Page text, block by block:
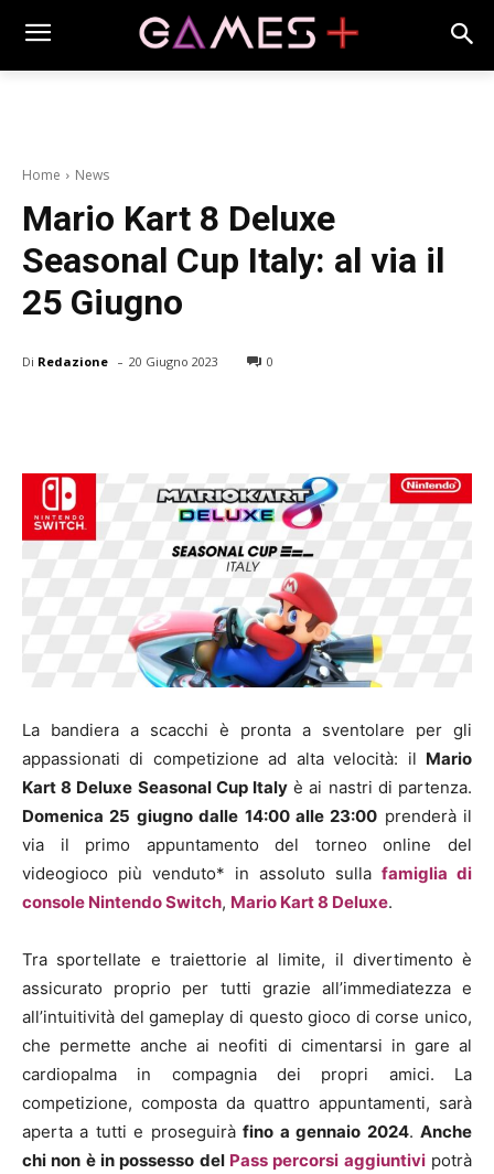
Home News
Mario Kart 8 Deluxe
Seasonal Cup Italy: al via il
25 Giugno
Di Redazione - 20 Giugno 2023 0
La bandiera a scacchi è pronta a sventolare per gli
appassionati di competizione ad alta velocità: il Mario
Kart 8 Deluxe Seasonal Cup Italy è ai nastri di partenza.
Domenica 25 giugno dalle 14:00 alle 23:00 prenderà il
via il primo appuntamento del torneo online del
videogioco più venduto* in assoluto sulla famiglia di
console Nintendo Switch, Mario Kart 8 Deluxe.
Tra sportellate e traiettorie al limite, il divertimento è
assicurato proprio per tutti grazie all’immediatezza e
all’intuitività del gameplay di questo gioco di corse unico,
che permette anche ai neofiti di cimentarsi in gare al
cardiopalma in compagnia dei propri amici. La
competizione, composta da quattro appuntamenti, sarà
aperta a tutti e proseguiràfino a gennaio 2024.Anche
chi non è in possesso del Pass percorsi aggiuntivipotrà